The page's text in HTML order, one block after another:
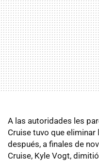
A las autoridades les
Cruise tuvo que
después, a finales de
Cruise, Kyle Vogt,